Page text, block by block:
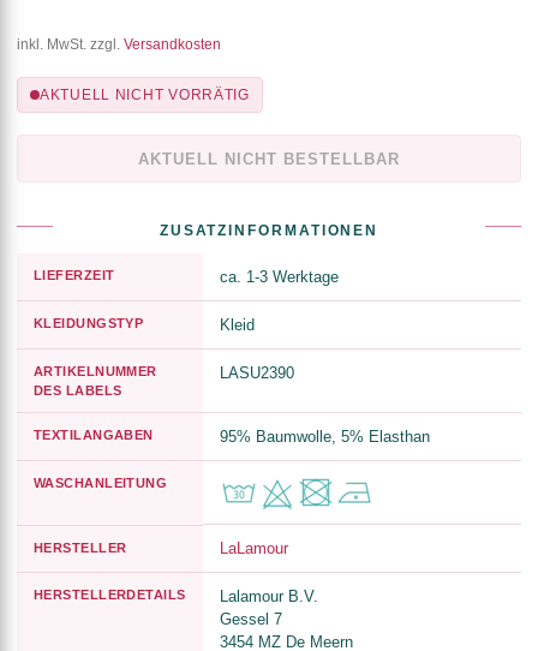
inkl. MwSt. zzgl. Versandkosten
AKTUELL NICHT VORRÄTIG
AKTUELL NICHT BESTELLBAR
ZUSATZINFORMATIONEN
LIEFERZEIT ca. 1-3 Werktage
KLEIDUNGSTYP Kleid
ARTIKELNUMMER
DES LABELS
LASU2390
TEXTILANGABEN 95% Baumwolle, 5% Elasthan
WASCHANLEITUNG
HERSTELLER LaLamour
HERSTELLERDETAILS
Lalamour B.V.
Gessel 7
3454 MZ De Meern